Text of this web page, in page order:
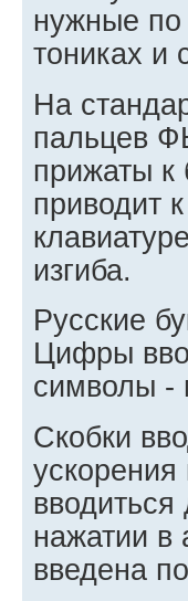
нужные по
тониках и
На
пальцев
прижаты к
приводит
изгиба.
Русские
Цифры
символы -
Скобки
нажатии в
введена